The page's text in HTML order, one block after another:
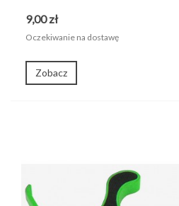
9,00 zł
Oczekiwanie na dostawę
Zobacz